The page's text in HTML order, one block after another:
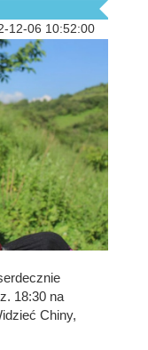
12-06 10:52:00
18:30 na
Chiny,